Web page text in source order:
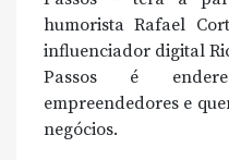
humorista Rafael
influenciador digital
Passos é
empreendedores e
negócios.